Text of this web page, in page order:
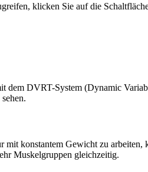
klicken Sie auf die
dem DVRT-System (Dynamic
konstantem Gewicht zu
Muskelgruppen gleichzeitig.